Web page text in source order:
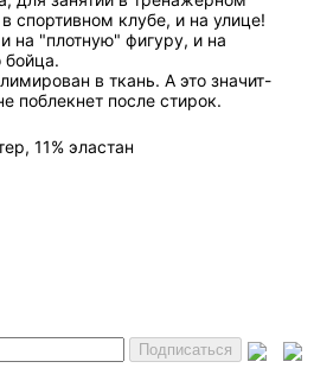
спортивном клубе, и на улице!
на "плотную" фигуру, и на
бойца.
в ткань. А это значит-
поблекнет после стирок.
11% эластан